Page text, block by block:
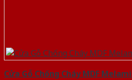
Cửa Gỗ Chống Cháy MDF